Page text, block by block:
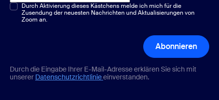
Multiple-Choice oder Single-Choice*
Durch Aktivierung dieses Kästchens melde ich mich für die
Zusendung der neuesten Nachrichten und Aktualisierungen von
Zoom an.
Abonnieren
Durch die Eingabe Ihrer E-Mail-Adresse erklären Sie sich mit
unserer Datenschutzrichtlinieeinverstanden.